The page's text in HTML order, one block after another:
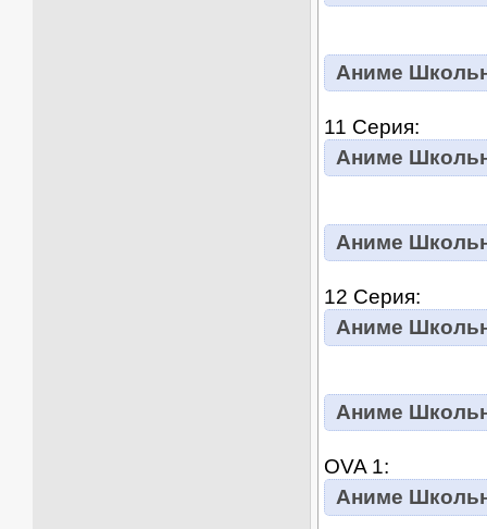
Аниме
11 Серия:
Аниме
Аниме
12 Серия:
Аниме
Аниме
OVA 1:
Аниме